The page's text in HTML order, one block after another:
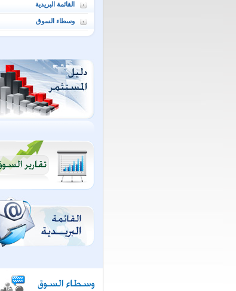
القائمة البريدية
وسطاء السوق